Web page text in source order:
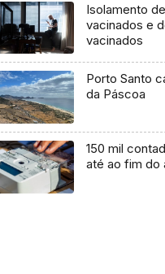
Isolamento
vacinados e
vacinados
Porto Santo
da Páscoa
150 mil
até ao fim do